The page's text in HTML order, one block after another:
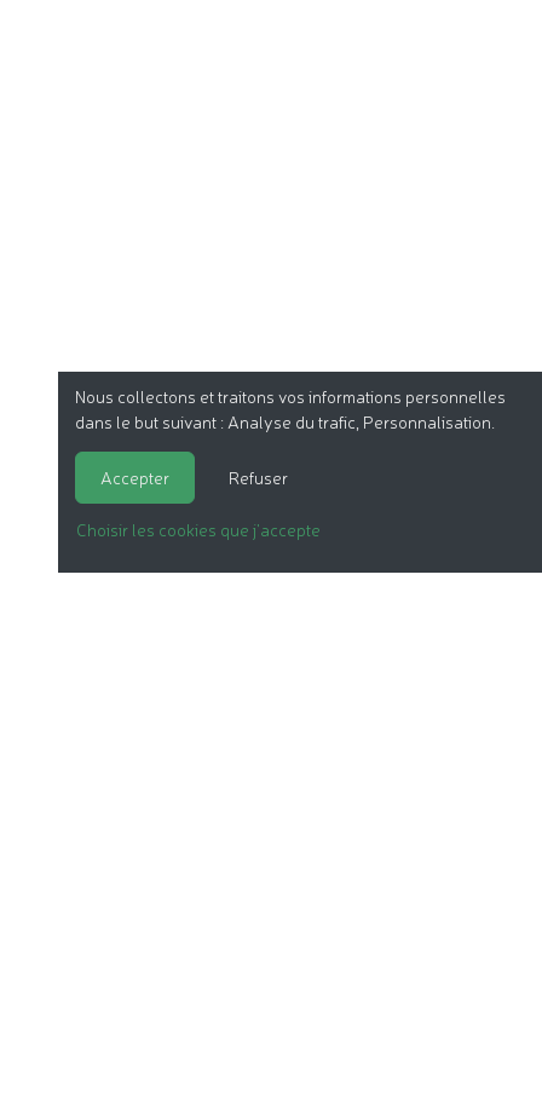
Nous collectons et traitons vos informations personnelles
dans le but suivant : Analyse du trafic, Personnalisation
Accepter Refuser
Choisir les cookies que j'accepte